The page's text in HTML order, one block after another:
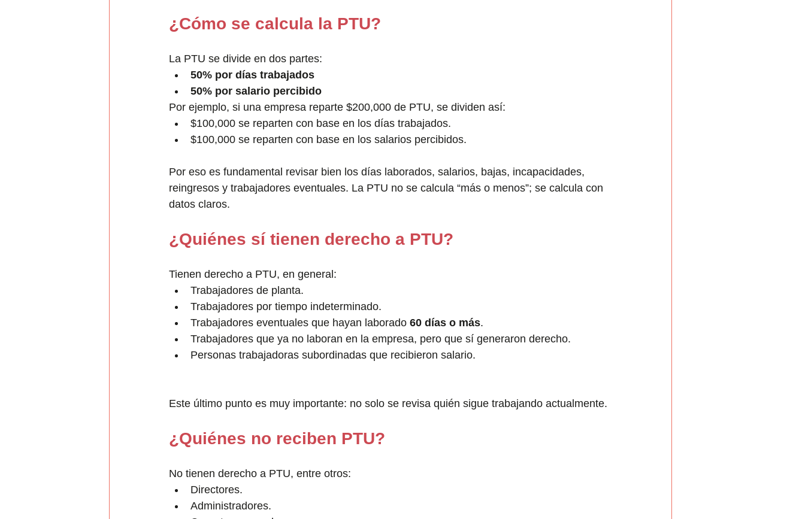
¿Cómo se calcula la PTU?
La PTU se divide en dos partes:
50% por días trabajados
50% por salario percibido
Por ejemplo, si una empresa reparte $200,000 de PTU, se dividen así:
$100,000 se reparten con base en los días trabajados.
$100,000 se reparten con base en los salarios percibidos.
Por eso es fundamental revisar bien los días laborados, salarios, bajas, incapacidades,
reingresos y trabajadores eventuales. La PTU no se calcula “más o menos”; se calcula con
datos claros.
¿Quiénes sí tienen derecho a PTU?
Tienen derecho a PTU, en general:
Trabajadores de planta.
Trabajadores por tiempo indeterminado.
Trabajadores eventuales que hayan laborado 60 días o más.
Trabajadores que ya no laboran en la empresa, pero que sí generaron derecho.
Personas trabajadoras subordinadas que recibieron salario.
Este último punto es muy importante: no solo se revisa quién sigue trabajando actualmente.
¿Quiénes no reciben PTU?
No tienen derecho a PTU, entre otros:
Directores.
Administradores.